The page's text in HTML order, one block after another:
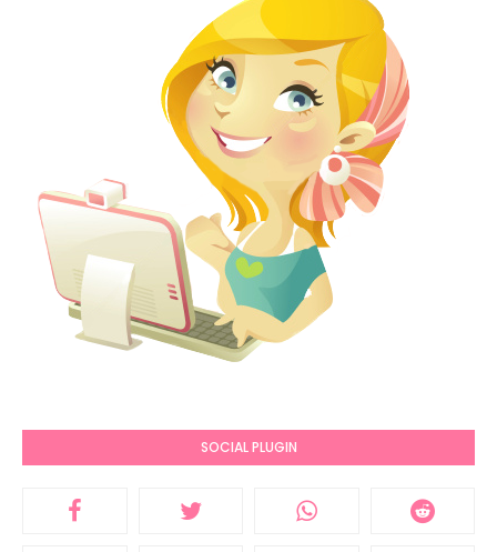
SOCIAL PLUGIN